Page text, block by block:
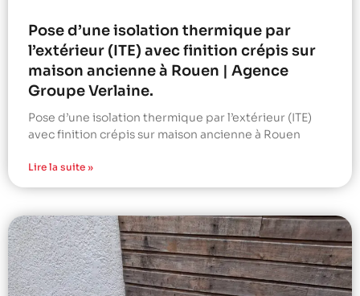
Pose d’une isolation thermique par
l’extérieur (ITE) avec finition crépis sur
maison ancienne à Rouen | Agence
Groupe Verlaine.
Pose d’une isolation thermique par l’extérieur (ITE)
avec finition crépis sur maison ancienne à Rouen
Lire la suite »